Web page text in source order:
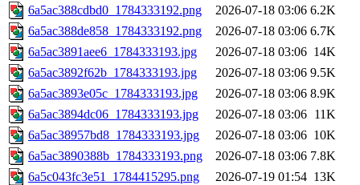
6a5ac388cdbd0_1784333192.png
2026-07-18 03:06 6.2K
6a5ac388de858_1784333192.png
2026-07-18 03:06 6.7K
6a5ac3891aee6_1784333193.jpg
2026-07-18 03:06 14K
6a5ac3892f62b_1784333193.jpg
2026-07-18 03:06 9.5K
6a5ac3893e05c_1784333193.jpg
2026-07-18 03:06 8.9K
6a5ac3894dc06_1784333193.jpg
2026-07-18 03:06 11K
6a5ac38957bd8_1784333193.jpg
2026-07-18 03:06 10K
6a5ac3890388b_1784333193.png
2026-07-18 03:06 7.8K
6a5c043fc3e51_1784415295.png
2026-07-19 01:54 13K